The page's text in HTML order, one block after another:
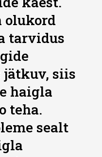
olukord
tarvidus
siis
haigla
teha.
sealt